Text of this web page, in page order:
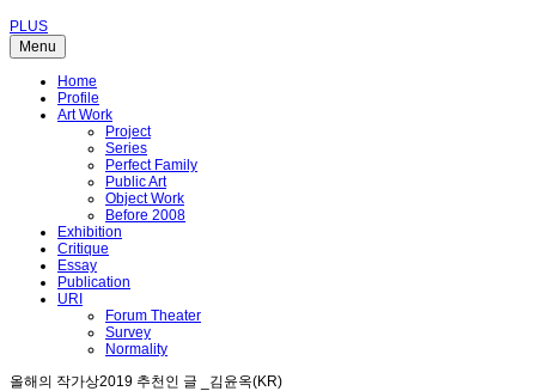
PLUS
Menu
Home
Profile
Art Work
Project
Series
Perfect Family
Public Art
Object Work
Before 2008
Exhibition
Critique
Essay
Publication
URI
Forum Theater
Survey
Normality
올해의 작가상2019 추천인 글 _김윤옥(KR)